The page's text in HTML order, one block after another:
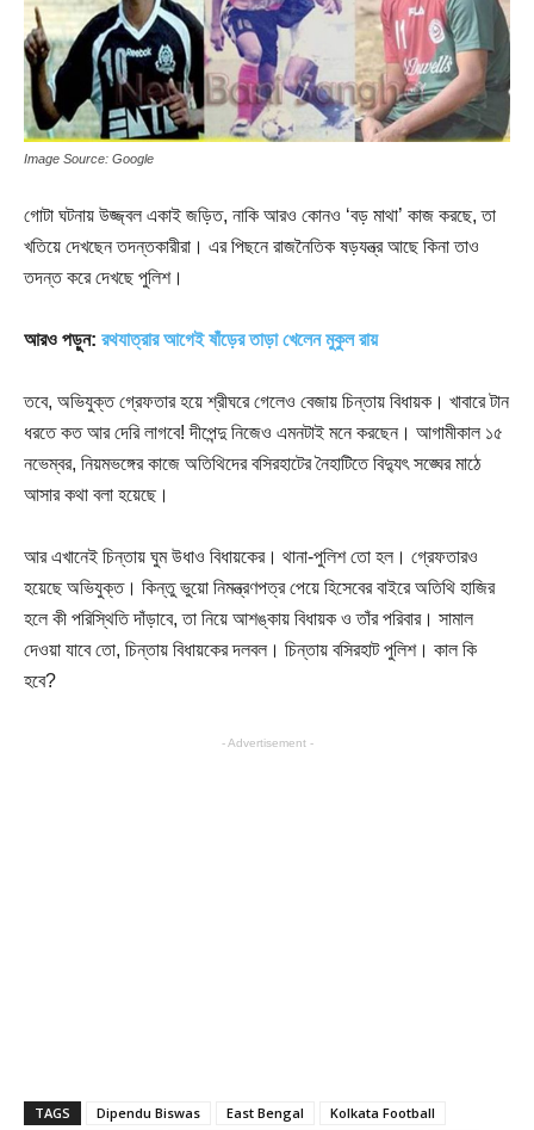
Image Source: Google
গোটা ঘটনায় উজ্জ্বল একাই জড়িত, নাকি আরও কোনও ‘বড় মাথা’ কাজ করছে, তা
খতিয়ে দেখছেন তদন্তকারীরা। এর পিছনে রাজনৈতিক ষড়যন্ত্র আছে কিনা তাও
তদন্ত করে দেখছে পুলিশ।
আরও পড়ুন: রথযাত্রার আগেই ষাঁড়ের তাড়া খেলেন মুকুল রায়
তবে, অভিযুক্ত গ্রেফতার হয়ে শ্রীঘরে গেলেও বেজায় চিন্তায় বিধায়ক। খাবারে টান
ধরতে কত আর দেরি লাগবে! দীপেন্দু নিজেও এমনটাই মনে করছেন। আগামীকাল ১৫
নভেম্বর, নিয়মভঙ্গের কাজে অতিথিদের বসিরহাটের নৈহাটিতে বিদ্যুৎ সঙ্ঘের মাঠে
আসার কথা বলা হয়েছে।
আর এখানেই চিন্তায় ঘুম উধাও বিধায়কের। থানা-পুলিশ তো হল। গ্রেফতারও
হয়েছে অভিযুক্ত। কিন্তু ভুয়ো নিমন্ত্রণপত্র পেয়ে হিসেবের বাইরে অতিথি হাজির
হলে কী পরিস্থিতি দাঁড়াবে, তা নিয়ে আশঙ্কায় বিধায়ক ও তাঁর পরিবার। সামাল
দেওয়া যাবে তো, চিন্তায় বিধায়কের দলবল। চিন্তায় বসিরহাট পুলিশ। কাল কি
হবে?
- Advertisement -
TAGS Dipendu Biswas East Bengal
Kolkata Football